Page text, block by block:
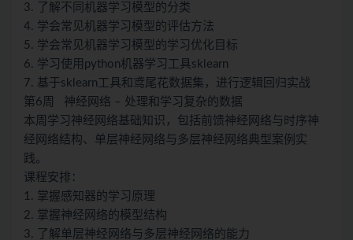
3. 了解不同机器学习模型的分类
4. 学会常见机器学习模型的评估方法
5. 学会常见机器学习模型的学习优化目标
6. 学习使用python机器学习工具sklearn
7. 基于sklearn工具和鸢尾花数据集，进行逻辑回归实战
第6周 神经网络 – 处理和学习复杂的数据
本周学习神经网络基础知识，包括前馈神经网络与时序神
经网络结构、单层神经网络与多层神经网络典型案例实
践。
课程安排：
1. 掌握感知器的学习原理
2. 掌握神经网络的模型结构
3. 了解单层神经网络与多层神经网络的能力